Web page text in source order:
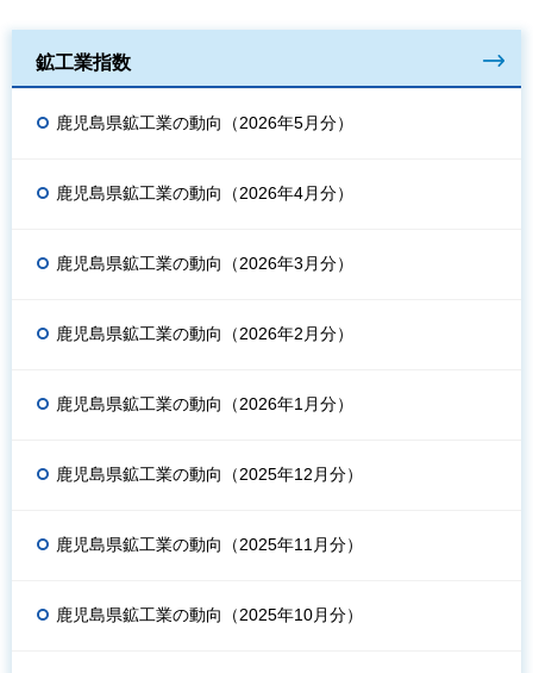
鉱工業指数
鹿児島県鉱工業の動向（2026年5月分）
鹿児島県鉱工業の動向（2026年4月分）
鹿児島県鉱工業の動向（2026年3月分）
鹿児島県鉱工業の動向（2026年2月分）
鹿児島県鉱工業の動向（2026年1月分）
鹿児島県鉱工業の動向（2025年12月分）
鹿児島県鉱工業の動向（2025年11月分）
鹿児島県鉱工業の動向（2025年10月分）